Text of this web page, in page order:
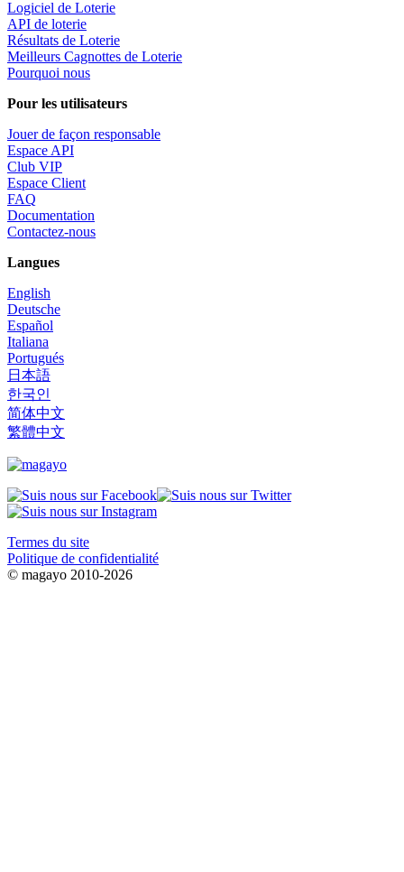
Logiciel de Loterie
API de loterie
Résultats de Loterie
Meilleurs Cagnottes de Loterie
Pourquoi nous
Pour les utilisateurs
Jouer de façon responsable
Espace API
Club VIP
Espace Client
FAQ
Documentation
Contactez-nous
Langues
English
Deutsche
Español
Italiana
Portugués
日本語
한국인
简体中文
繁體中文
Termes du site
Politique de confidentialité
© magayo 2010-2026